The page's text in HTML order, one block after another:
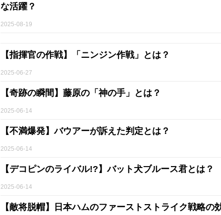
な活躍？
2025-08-19
【指揮官の作戦】「ニンジン作戦」とは？
2025-06-27
【奇跡の瞬間】藤原の「神の手」とは？
2025-06-14
【不満爆発】バウアーが訴えた判定とは？
2025-06-14
【デコピンのライバル!?】バット犬ブルース君とは？
2025-06-14
【敵将脱帽】日本ハムのファーストストライク戦略の